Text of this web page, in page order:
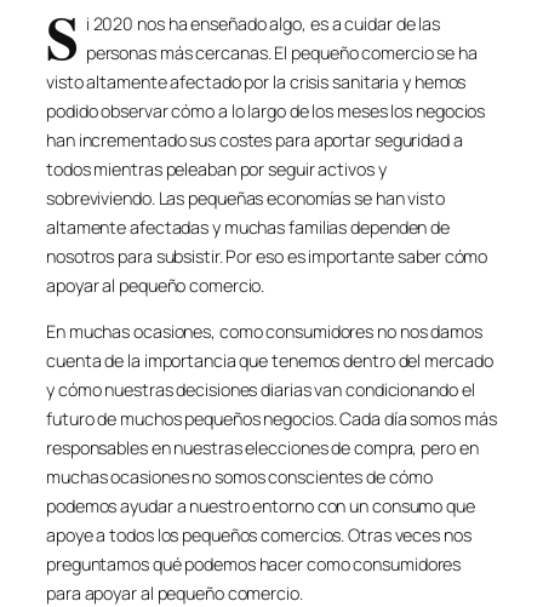
S i 2020 nos ha enseñado algo, es a cuidar de las
personas más cercanas. El pequeño comercio se ha
visto altamente afectado por la crisis sanitaria y hemos
podido observar cómo a lo largo de los meses los negocios
han incrementado sus costes para aportar seguridad a
todos mientras peleaban por seguir activos y
sobreviviendo. Las pequeñas economías se han visto
altamente afectadas y muchas familias dependen de
nosotros para subsistir. Por eso es importante saber cómo
apoyar al pequeño comercio.
En muchas ocasiones, como consumidores no nos damos
cuenta de la importancia que tenemos dentro del mercado
y cómo nuestras decisiones diarias van condicionando el
futuro de muchos pequeños negocios. Cada día somos más
responsables en nuestras elecciones de compra, pero en
muchas ocasiones no somos conscientes de cómo
podemos ayudar a nuestro entorno con un consumo que
apoye a todos los pequeños comercios. Otras veces nos
preguntamos qué podemos hacer como consumidores
para apoyar al pequeño comercio.